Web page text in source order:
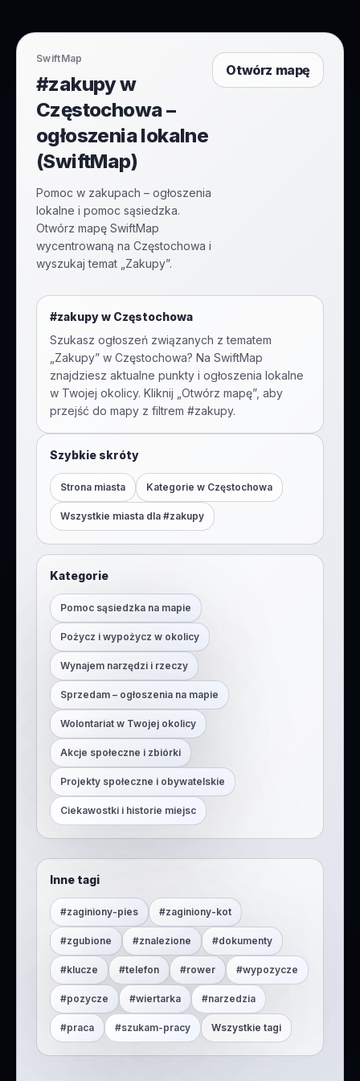
SwiftMap
#zakupy w
Częstochowa –
ogłoszenia lokalne
(SwiftMap)
Pomoc w zakupach – ogłoszenia
lokalne i pomoc sąsiedzka.
Otwórz mapę SwiftMap
wycentrowaną na Częstochowa i
wyszukaj temat „Zakupy”.
Otwórz mapę
#zakupyw Częstochowa
Szukasz ogłoszeń związanych z tematem
Zakupy” w Częstochowa? Na SwiftMap
znajdziesz aktualne punkty i ogłoszenia lokalne
w Twojej okolicy. Kliknij „Otwórz mapę”, aby
przejść do mapy z filtrem #zakupy.
Szybkie skróty
Strona miasta Kategorie w Częstochowa
Wszystkie miasta dla #zakupy
Kategorie
Pomoc sąsiedzka na mapie
Pożycz i wypożycz w okolicy
Wynajem narzędzi i rzeczy
Sprzedam – ogłoszenia na mapie
Wolontariat w Twojej okolicy
Akcje społeczne i zbiórki
Projekty społeczne i obywatelskie
Ciekawostki i historie miejsc
Inne tagi
#zaginiony-pies #zaginiony-kot
#zgubione #znalezione #dokumenty
#klucze #telefon #rower #wypozycze
#pozycze #wiertarka #narzedzia
#praca #szukam-pracy Wszystkie tagi